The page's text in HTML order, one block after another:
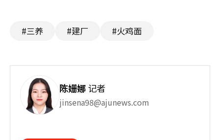
#三养 #建厂 #火鸡面
陈姗娜记者
jinsena98@ajunews.com